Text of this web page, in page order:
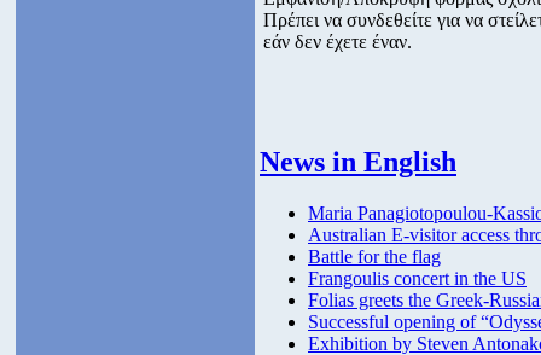
Πρέπει να συνδεθείτε για να
εάν δεν έχετε έναν.
News in English
Maria Panagiotopoulou-
Australian E-visitor access
Battle for the flag
Frangoulis concert in the US
Folias greets the Greek-
Successful opening of
Exhibition by Steven